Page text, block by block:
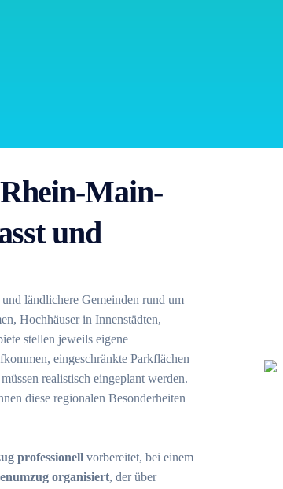
Main-
und
ländlichere Gemeinden rund um
Hochhäuser in Innenstädten,
stellen jeweils eigene
eingeschränkte Parkflächen
realistisch eingeplant werden.
diese regionalen Besonderheiten
professionell vorbereitet, bei einem
organisiert, der über